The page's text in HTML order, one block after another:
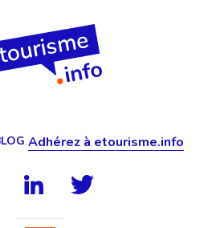
Adhérez à etourisme.info